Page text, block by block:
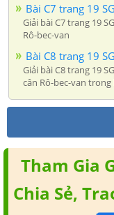
Bài C7 trang 19
Giải bài C7 trang 19
Rô-bec-van
Bài C8 trang 19
Giải bài C8 trang 19
cân Rô-bec-van trong
Tham Gia
Chia Sẻ,